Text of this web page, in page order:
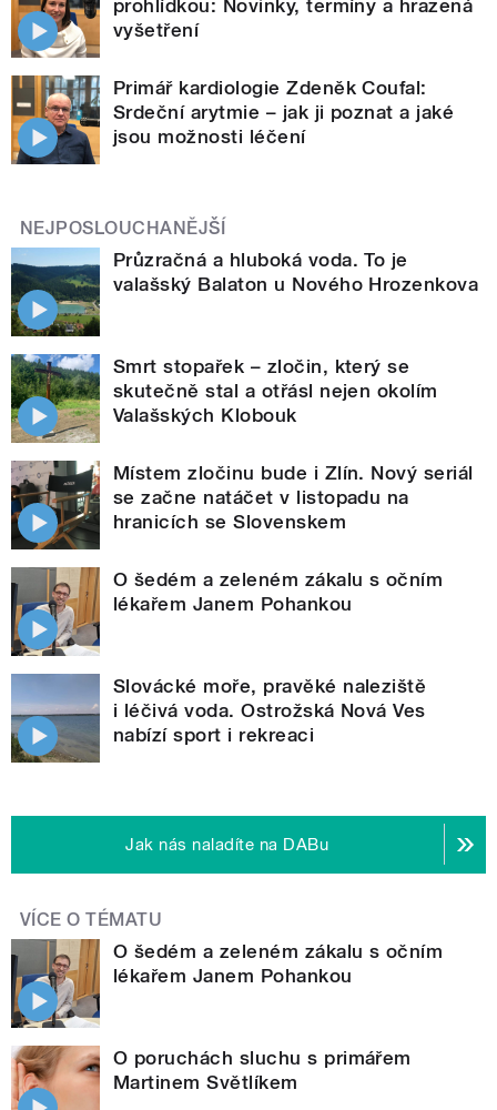
prohlídkou: Novinky, termíny a hrazená
vyšetření
Primář kardiologie Zdeněk Coufal:
Srdeční arytmie – jak ji poznat a jaké
jsou možnosti léčení
NEJPOSLOUCHANĚJŠÍ
Průzračná a hluboká voda. To je
valašský Balaton u Nového Hrozenkova
Smrt stopařek – zločin, který se
skutečně stal a otřásl nejen okolím
Valašských Klobouk
Místem zločinu bude i Zlín. Nový seriál
se začne natáčet v listopadu na
hranicích se Slovenskem
O šedém a zeleném zákalu s očním
lékařem Janem Pohankou
Slovácké moře, pravěké naleziště
i léčivá voda. Ostrožská Nová Ves
nabízí sport i rekreaci
Jak nás naladíte na DABu
VÍCE O TÉMATU
O šedém a zeleném zákalu s očním
lékařem Janem Pohankou
O poruchách sluchu s primářem
Martinem Světlíkem